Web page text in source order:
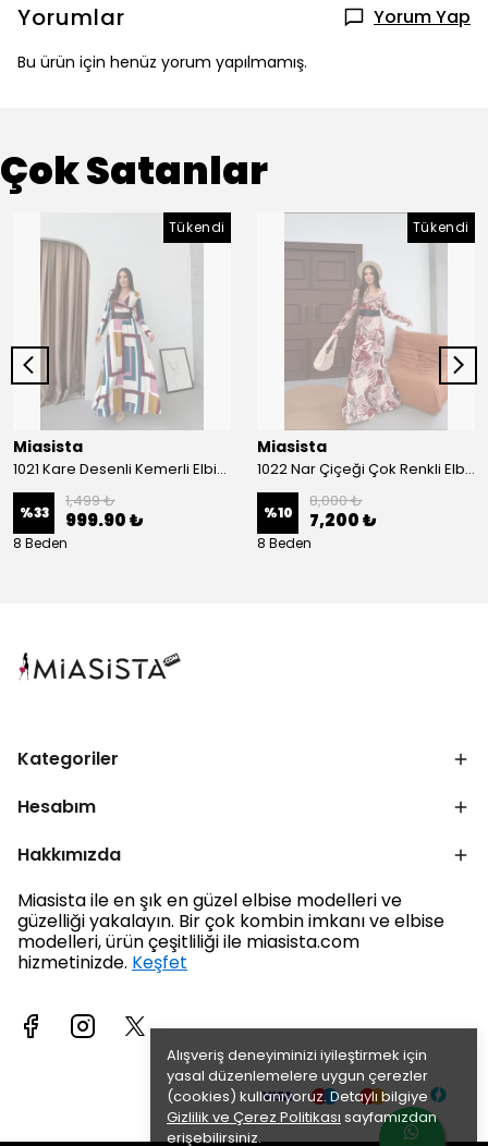
Alışveriş deneyiminizi iyileştirmek için
yasal düzenlemelere uygun çerezler
(cookies) kullanıyoruz. Detaylı bilgiye
Gizlilik ve Çerez Politikası sayfamızdan
erişebilirsiniz.
Yorumlar Yorum Yap
Bu ürün için henüz yorum yapılmamış.
Çok Satanlar
Tükendi
Miasista
1021 Kare Desenli Kemerli Elbise
%33
1,499 ₺
999.90 ₺
8 Beden
Tükendi
Miasista
1022 Nar Çiçeği Çok Renkli Elbise
%10
8,000 ₺
7,200 ₺
8 Beden
Kategoriler
Hesabım
Hakkımızda
Miasista ile en şık en güzel elbise modelleri ve
güzelliği yakalayın. Bir çok kombin imkanı ve elbise
modelleri, ürün çeşitliliği ile miasista.com
hizmetinizde. Keşfet